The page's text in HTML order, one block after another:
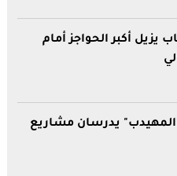
أكبر الحواجز أمام
يدرسان مشاريع